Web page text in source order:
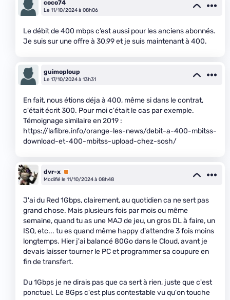
coco74
Le 11/10/2024 à 08h06
Le débit de 400 mbps c’est aussi pour les anciens abonnés.
Je suis sur une offre à 30,99 et je suis maintenant à 400.
guimoploup
Le 17/10/2024 à 13h31
En fait, nous étions déja à 400, même si dans le contrat,
c'était écrit 300. Pour moi c'était le cas par exemple.
Témoignage similaire en 2019 :
https://lafibre.info/orange-les-news/debit-a-400-mbitss-
download-et-400-mbitss-upload-chez-sosh/
dvr-x Premium
Modifié le 11/10/2024 à 08h48
J'ai du Red 1Gbps, clairement, au quotidien ca ne sert pas
grand chose. Mais plusieurs fois par mois ou même
semaine, quand tu as une MAJ de jeu, un gros DL à faire, un
ISO, etc... tu es quand même happy d'attendre 3 fois moins
longtemps. Hier j'ai balancé 80Go dans le Cloud, avant je
devais laisser tourner le PC et programmer sa coupure en
fin de transfert.
Du 1Gbps je ne dirais pas que ca sert à rien, juste que c'est
ponctuel. Le 8Gps c'est plus contestable vu qu'on touche